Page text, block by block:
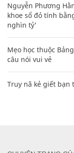
Nguyễn Phương
khoe sổ đỏ tính
nghìn tỷ'
Mẹo học thuộc
câu nói vui vẻ
Truy nã kẻ giết